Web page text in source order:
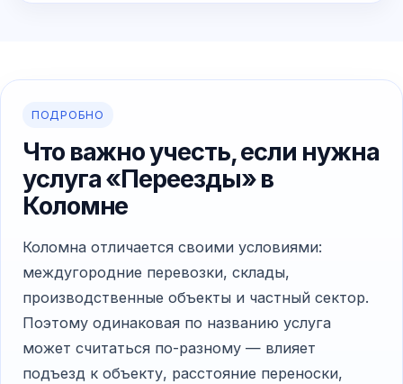
ПОДРОБНО
Что важно учесть, если нужна
услуга «Переезды» в
Коломне
Коломна отличается своими условиями:
междугородние перевозки, склады,
производственные объекты и частный сектор.
Поэтому одинаковая по названию услуга
может считаться по-разному — влияет
подъезд к объекту, расстояние переноски,